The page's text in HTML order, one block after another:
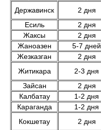
Державинск
2 дня
Есиль
2 дня
Жаксы
2 дня
Жаноазен
5-7 дней
Жезказган
2 дня
Житикара
2-3 дня
Зайсан
2 дня
Калбатау
1-2 дня
Караганда
1-2 дня
Кокшетау
2 дня